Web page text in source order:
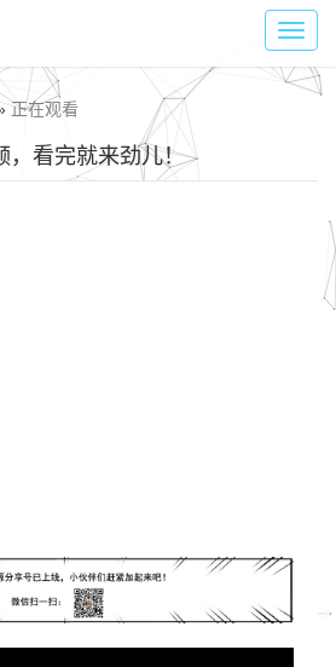
正在观看
，看完就来劲儿！